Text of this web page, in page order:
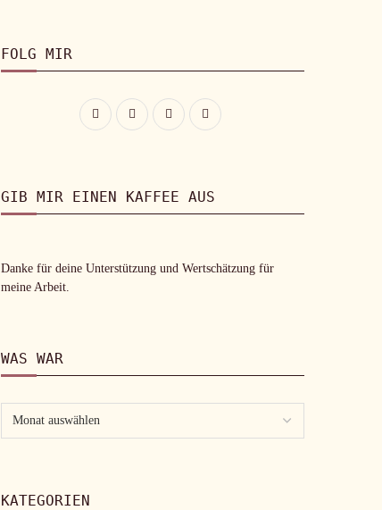
FOLG MIR
GIB MIR EINEN KAFFEE AUS
Danke für deine Unterstützung und Wertschätzung für
meine Arbeit.
WAS WAR
KATEGORIEN